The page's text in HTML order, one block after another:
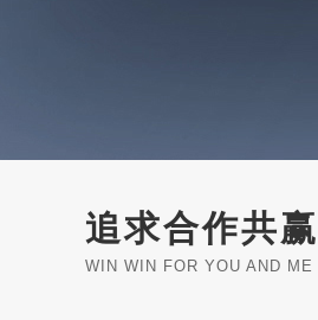
追求合作共赢
WIN WIN FOR YOU AND ME